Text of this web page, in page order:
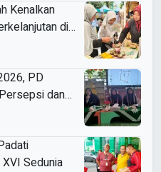
Kenalkan
di
PD
dan
Sedunia